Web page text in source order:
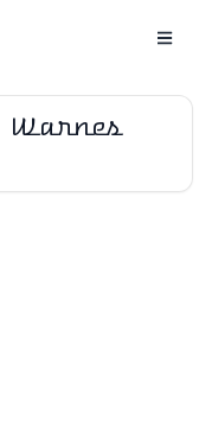
Warnes